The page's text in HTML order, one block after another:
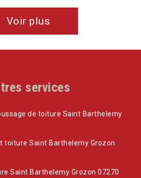
Voir plus
services
de toiture Saint Barthelemy
toiture Saint Barthelemy Grozon
Saint Barthelemy Grozon 07270